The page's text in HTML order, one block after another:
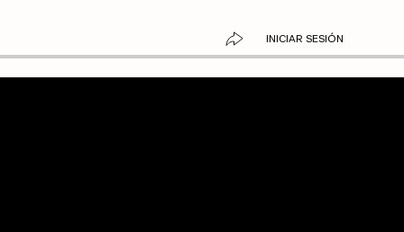
INICIAR SESIÓN